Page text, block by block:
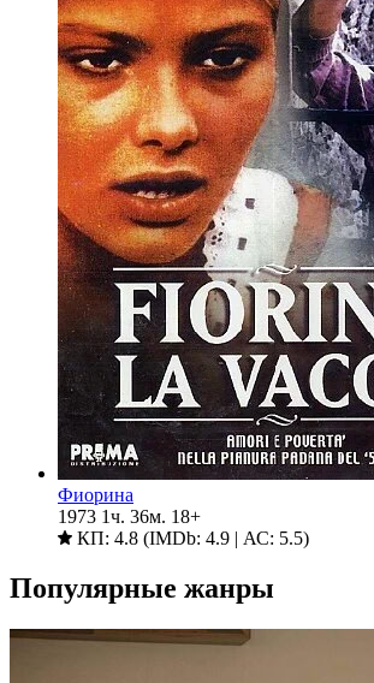
Фиорина
1973 1ч. 36м. 18+
КП: 4.8 (IMDb: 4.9 | АС: 5.5)
Популярные жанры